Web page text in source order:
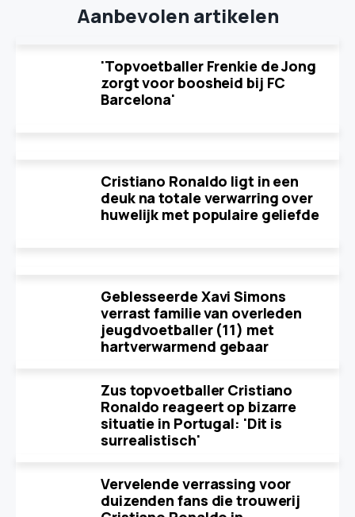
Aanbevolen artikelen
'Topvoetballer Frenkie de Jong
zorgt voor boosheid bij FC
Barcelona'
Cristiano Ronaldo ligt in een
deuk na totale verwarring over
huwelijk met populaire geliefde
Geblesseerde Xavi Simons
verrast familie van overleden
jeugdvoetballer (11) met
hartverwarmend gebaar
Zus topvoetballer Cristiano
Ronaldo reageert op bizarre
situatie in Portugal: 'Dit is
surrealistisch'
Vervelende verrassing voor
duizenden fans die trouwerij